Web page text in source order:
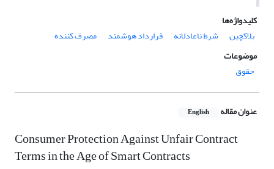
کلیدواژه‌ها
بلاکچین
شرط ناعادلانه قرارداد هوشمند
مصرف کننده
موضوعات
حقوق
عنوان مقاله English
Consumer Protection Against Unfair Contract
Terms in the Age of Smart Contracts